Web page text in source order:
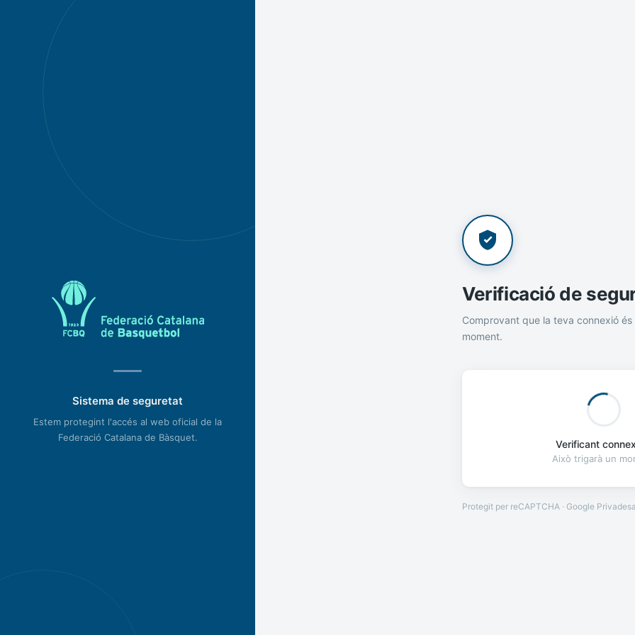
Sistema de seguretat
Estem protegint l'accés al web oficial de la
Federació Catalana de Bàsquet.
Verificació de
Comprovant que la teva connexió és
moment.
Verificant
Això trigarà un
Protegit per reCAPTCHA · Google Privadesa